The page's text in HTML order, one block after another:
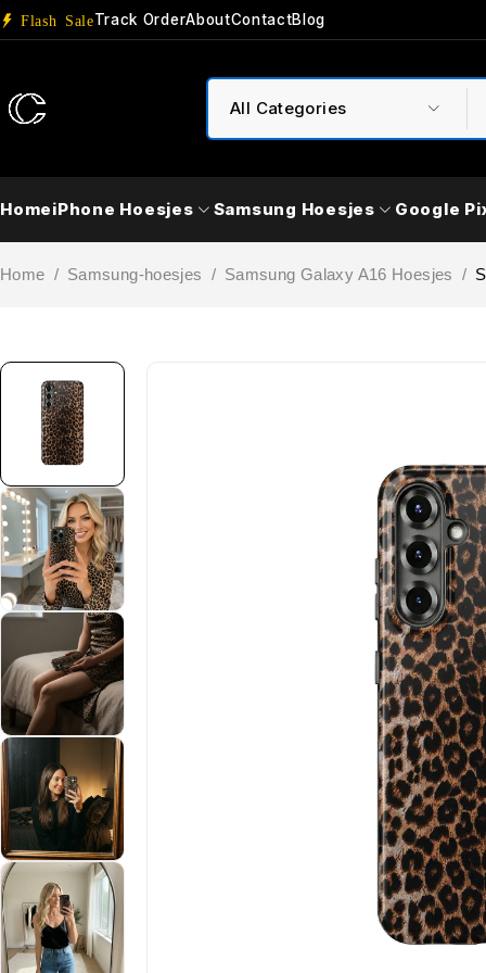
Flash SaleTrack OrderAboutContactBlog
HomeiPhone Hoesjes Samsung Hoesjes Google
Home / Samsung-hoesjes / Samsung Galaxy A16 Hoesjes /